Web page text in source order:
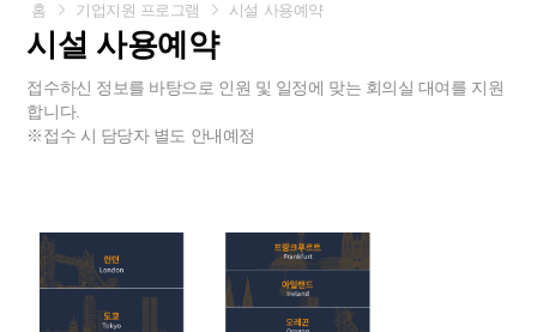
시설 사용예약
접수하신 정보를 바탕으로 인원 및 일정에 맞는 회의실 대여를 지원
합니다.
※접수 시 담당자 별도 안내예정
홈 기업지원 프로그램 시설 사용예약